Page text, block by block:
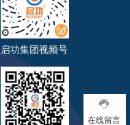
在线留言
启功集团视频号